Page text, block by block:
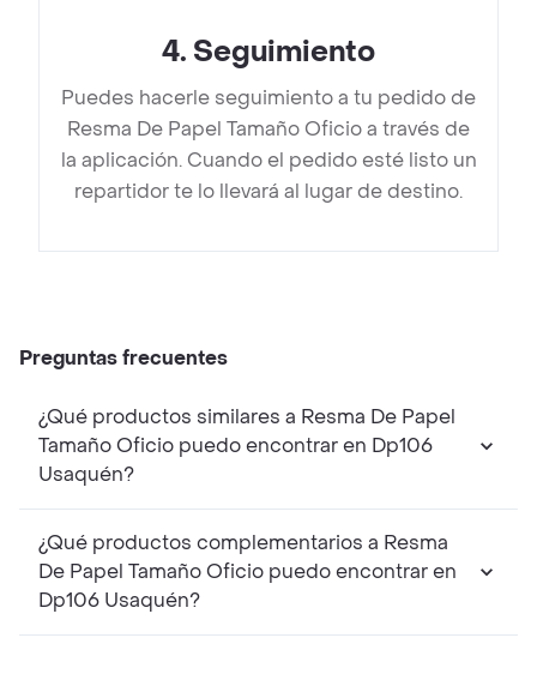
4. Seguimiento
Puedes hacerle seguimiento a tu pedido de
Resma De Papel Tamaño Oficio a través de
la aplicación. Cuando el pedido esté listo un
repartidor te lo llevará al lugar de destino.
Preguntas frecuentes
¿Qué productos similares a Resma De Papel
Tamaño Oficio puedo encontrar en Dp106
Usaquén?
¿Qué productos complementarios a Resma
De Papel Tamaño Oficio puedo encontrar en
Dp106 Usaquén?